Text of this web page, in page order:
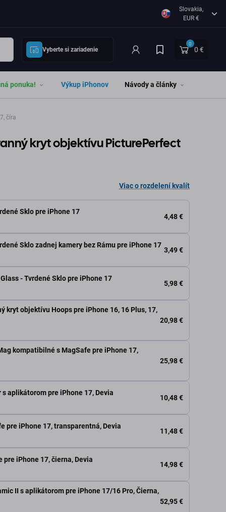
Slovakia,
EUR €
Vyberte si zariadenie
0
0 €
ponuka! Výkup iPhonov Návody a články
číra
kryt objektívu PicturePerfect
Viac o rozdelení kvalít
Sklo pre iPhone 17
4,48 €
Sklo zadnej kamery bez Rámu pre iPhone 17
3,49 €
- Tvrdené Sklo pre iPhone 17
5,98 €
kryt objektívu Hoops pre iPhone 16, 16 Plus, 17,
20,98 €
kompatibilné s MagSafe pre iPhone 17,
25,98 €
aplikátorom pre iPhone 17, Devia
10,48 €
pre iPhone 17, transparentná, Devia
11,48 €
pre iPhone 17, čierna, Devia
14,98 €
II s aplikátorom pre iPhone 17/16 Pro, Čierna,
52,95 €